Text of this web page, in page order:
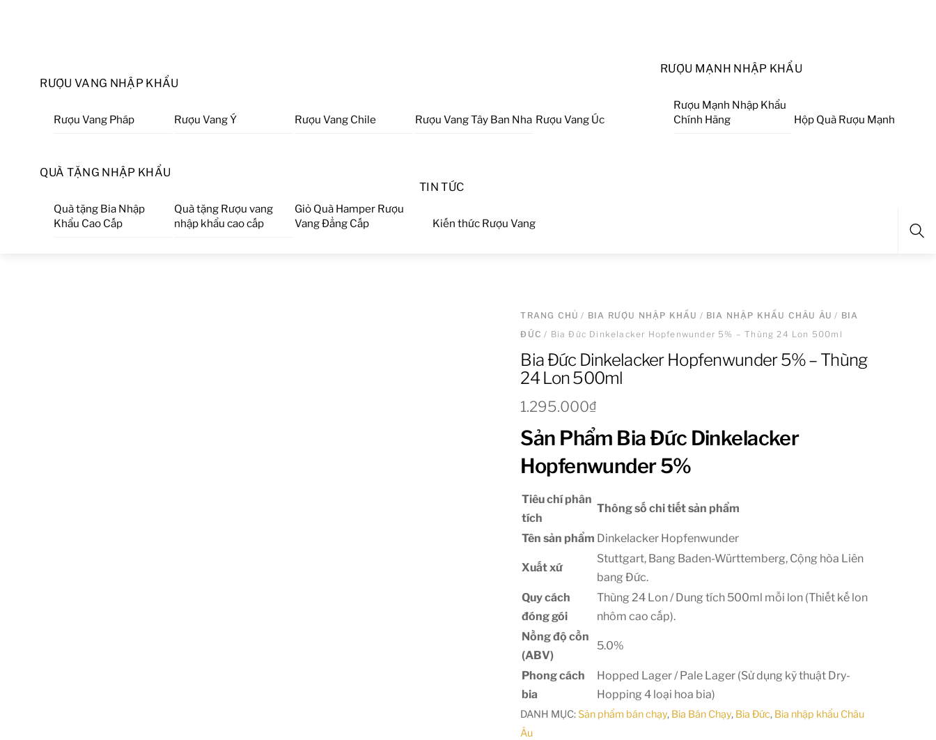
RƯỢU VANG NHẬP KHẨU
Rượu Vang Pháp Rượu Vang Ý Rượu Vang Chile Rượu Vang Tây Ban Nha Rượu Vang Úc
RƯỢU MẠNH NHẬP KHẨU
Rượu Mạnh Nhập Khẩu
Chính Hãng
Hộp Quà Rượu Mạnh
QUÀ TẶNG NHẬP KHẨU
Quà tặng Bia Nhập
Khẩu Cao Cấp
Quà tặng Rượu vang
nhập khẩu cao cấp
Giỏ Quà Hamper Rượu
Vang Đẳng Cấp
TIN TỨC
Kiến thức Rượu Vang
TRANG CHỦ / BIA RƯỢU NHẬP KHẨU / BIA NHẬP KHẨU CHÂU ÂU / BIA
ĐỨC / Bia Đức Dinkelacker Hopfenwunder 5% – Thùng 24 Lon 500ml
Bia Đức Dinkelacker Hopfenwunder 5% – Thùng
24 Lon 500ml
1.295.000₫
Sản Phẩm Bia Đức Dinkelacker
Hopfenwunder 5%
Tiêu chí phân
tích
Thông số chi tiết sản phẩm
Tên sản phẩm Dinkelacker Hopfenwunder
Xuất xứ
Stuttgart, Bang Baden-Württemberg, Cộng hòa Liên
bang Đức.
Quy cách
đóng gói
Thùng 24 Lon / Dung tích 500ml mỗi lon (Thiết kế lon
nhôm cao cấp).
Nồng độ cồn
(ABV)
5.0%
Phong cách
bia
Hopped Lager / Pale Lager (Sử dụng kỹ thuật Dry-
Hopping 4 loại hoa bia)
DANH MỤC:Sản phẩm bán chạy, Bia Bán Chạy, Bia Đức, Bia nhập khẩu Châu
Âu